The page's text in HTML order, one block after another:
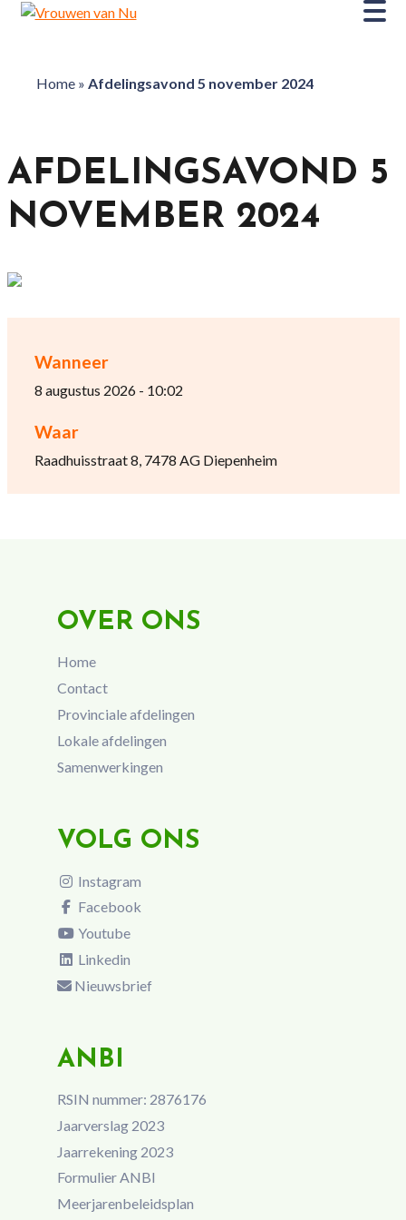
Home» Afdelingsavond 5 november 2024
Wanneer
8 augustus 2026 - 10:02
Waar
Raadhuisstraat 8, 7478 AG Diepenheim
AFDELINGSAVOND 5
NOVEMBER 2024
OVER ONS
Home
Contact
Provinciale afdelingen
Lokale afdelingen
Samenwerkingen
VOLG ONS
Instagram
Facebook
Youtube
Linkedin
Nieuwsbrief
ANBI
RSIN nummer: 2876176
Jaarverslag 2023
Jaarrekening 2023
Formulier ANBI
Meerjarenbeleidsplan